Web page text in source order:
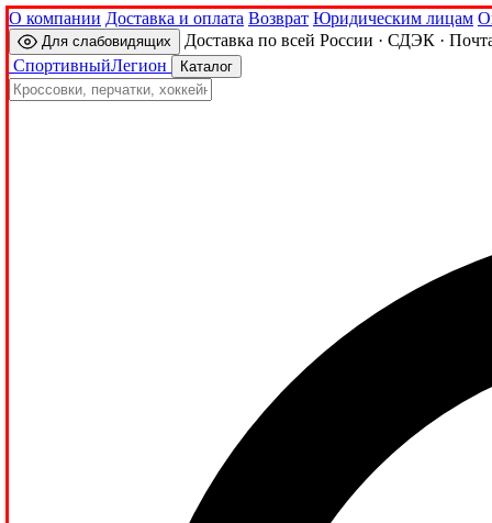
О компании Доставка и оплата Возврат Юридическим лицам
Для слабовидящих
Доставка по всей России · СДЭК ·
СпортивныйЛегион Каталог